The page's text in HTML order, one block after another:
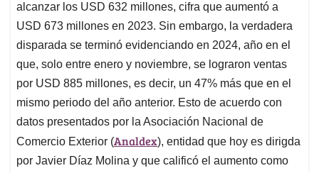
alcanzar los USD 632 millones, cifra que aumentó a
USD 673 millones en 2023. Sin embargo, la verdadera
disparada se terminó evidenciando en 2024, año en el
que, solo entre enero y noviembre, se lograron ventas
por USD 885 millones, es decir, un 47% más que en el
mismo periodo del año anterior. Esto de acuerdo con
datos presentados por la Asociación Nacional de
Comercio Exterior (Analdex), entidad que hoy es dirigda
por Javier Díaz Molina y que calificó el aumento como